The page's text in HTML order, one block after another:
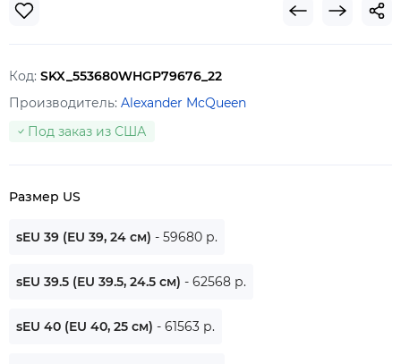
Код: SKX_553680WHGP79676_22
Производитель: Alexander McQueen
Под заказ из США
Размер US
sEU 39 (EU 39, 24 см) - 59680 р.
sEU 39.5 (EU 39.5, 24.5 см) - 62568 р.
sEU 40 (EU 40, 25 см) - 61563 р.